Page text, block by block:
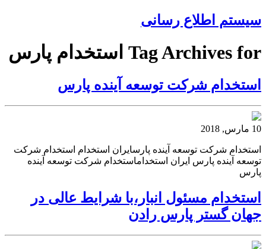
سیستم اطلاع رسانی
Tag Archives for استخدام پارس
استخدام شرکت توسعه آینده پارس
10 مارس, 2018
استخدام شرکت توسعه آینده پارسایران استخدام استخدام شرکت
توسعه آینده پارس ایران استخداماستخدام شرکت توسعه آینده
پارس
استخدام مسئول انبار،با شرایط عالی در
جهان گستر پارس رادن